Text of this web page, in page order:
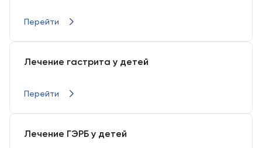
Перейти
Лечение гастрита у детей
Перейти
Лечение ГЭРБ у детей